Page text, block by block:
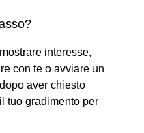
interesse,
con te o avviare un
aver chiesto
tuo gradimento per